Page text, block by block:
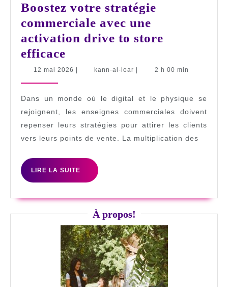
Boostez votre stratégie
commerciale avec une
activation drive to store
efficace
votre
commerciale
avec
une
activation
drive
to
efficace
12 mai 2026 12
kann-al-loar kann-
2 h 00 min
Dans un monde où le digital et le physique se
rejoignent, les enseignes commerciales doivent
repenser leurs stratégies pour attirer les clients
vers leurs points de vente. La multiplication des
LIRE LA SUITE
LIRE
LA
À propos!